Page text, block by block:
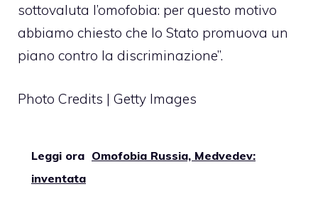
sottovaluta l’omofobia: per questo motivo
abbiamo chiesto che lo Stato promuova un
piano contro la discriminazione”.
Photo Credits | Getty Images
Leggi ora Omofobia Russia, Medvedev:
inventata